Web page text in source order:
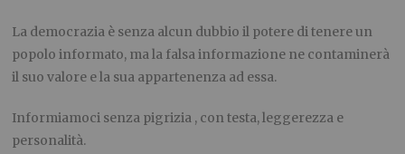
La democrazia è senza alcun dubbio il potere di tenere un
popolo informato, ma la falsa informazione ne contaminerà
il suo valore e la sua appartenenza ad essa.
Informiamoci senza pigrizia , con testa, leggerezza e
personalità.